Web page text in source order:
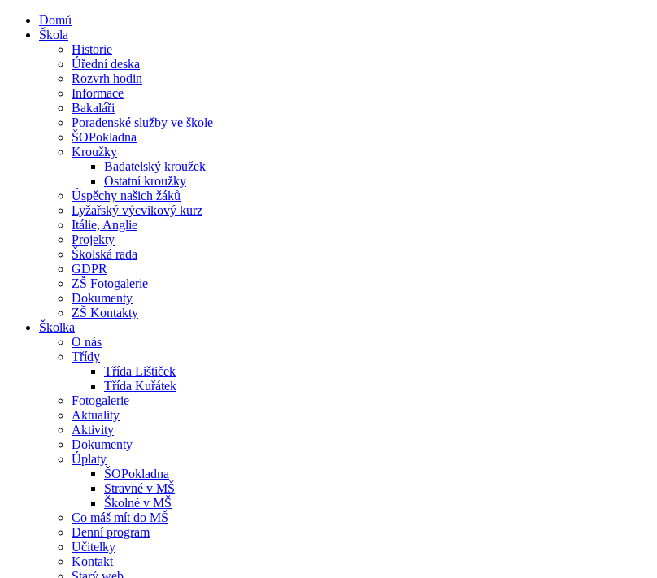
Domů
Škola
Historie
Úřední deska
Rozvrh hodin
Informace
Bakaláři
Poradenské služby ve škole
ŠOPokladna
Kroužky
Badatelský kroužek
Ostatní kroužky
Úspěchy našich žáků
Lyžařský výcvikový kurz
Itálie, Anglie
Projekty
Školská rada
GDPR
ZŠ Fotogalerie
Dokumenty
ZŠ Kontakty
Školka
O nás
Třídy
Třída Lištiček
Třída Kuřátek
Fotogalerie
Aktuality
Aktivity
Dokumenty
Úplaty
ŠOPokladna
Stravné v MŠ
Školné v MŠ
Co máš mít do MŠ
Denní program
Učitelky
Kontakt